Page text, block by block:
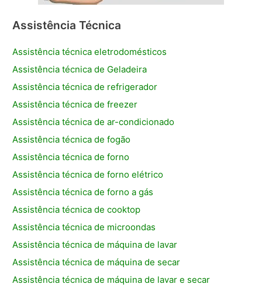
Assistência Técnica
Assistência técnica eletrodomésticos
Assistência técnica de Geladeira
Assistência técnica de refrigerador
Assistência técnica de freezer
Assistência técnica de ar-condicionado
Assistência técnica de fogão
Assistência técnica de forno
Assistência técnica de forno elétrico
Assistência técnica de forno a gás
Assistência técnica de cooktop
Assistência técnica de microondas
Assistência técnica de máquina de lavar
Assistência técnica de máquina de secar
Assistência técnica de máquina de lavar e secar